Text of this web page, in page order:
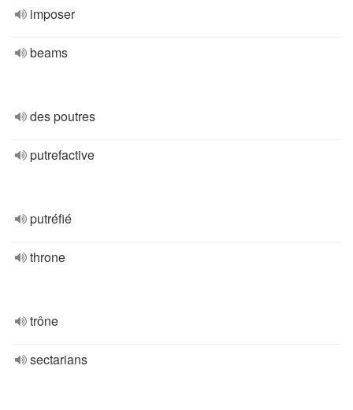
imposer
beams
des poutres
putrefactive
putréfié
throne
trône
sectarians